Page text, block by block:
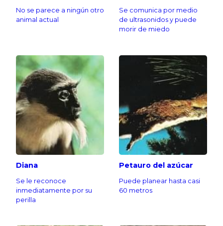
No se parece a ningún otro
animal actual
Se comunica por medio
de ultrasonidos y puede
morir de miedo
Diana
Se le reconoce
inmediatamente por su
perilla
Petauro del azúcar
Puede planear hasta casi
60 metros